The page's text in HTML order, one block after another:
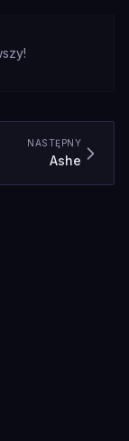
NASTĘPNY
Ashe